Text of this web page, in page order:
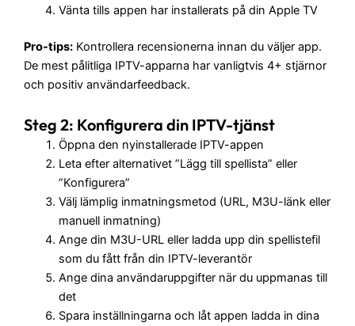
Vänta tills appen har installerats på din Apple TV
Pro-tips: Kontrollera recensionerna innan du väljer app.
De mest pålitliga IPTV-apparna har vanligtvis 4+ stjärnor
och positiv användarfeedback.
Steg 2: Konfigurera din IPTV-tjänst
Öppna den nyinstallerade IPTV-appen
Leta efter alternativet ”Lägg till spellista” eller
”Konfigurera”
Välj lämplig inmatningsmetod (URL, M3U-länk eller
manuell inmatning)
Ange din M3U-URL eller ladda upp din spellistefil
som du fått från din IPTV-leverantör
Ange dina användaruppgifter när du uppmanas till
det
Spara inställningarna och låt appen ladda in dina